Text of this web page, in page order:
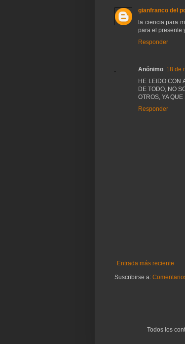
gianfranco del
la ciencia para
para el presente
Responder
Anónimo 18 de
HE LEIDO CON
DE TODO, NO
OTROS, YA
Responder
Entrada más reciente
Suscribirse a:
Todos los